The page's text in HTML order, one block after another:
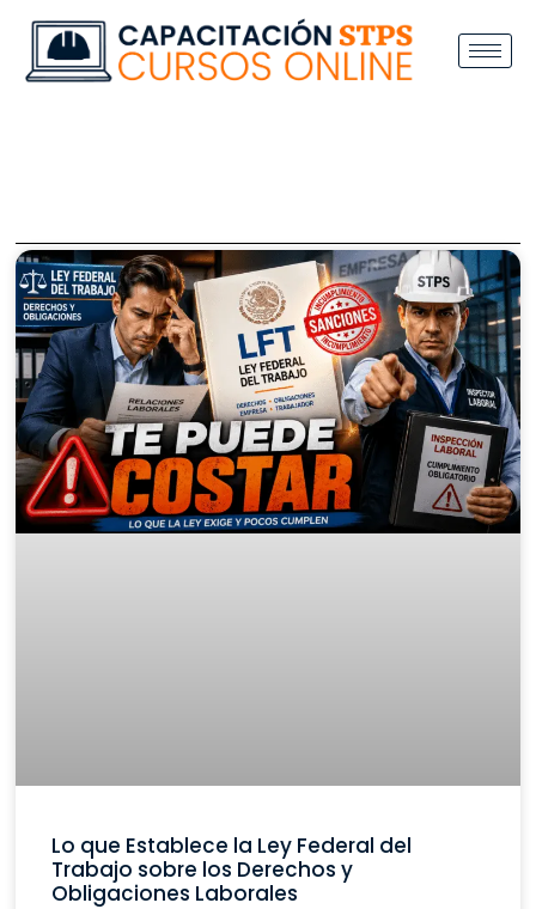
Lo que Establece la Ley Federal del
Trabajo sobre los Derechos y
Obligaciones Laborales